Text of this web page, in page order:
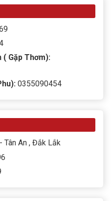
( Gặp Thơm):
0355090454
Tân An , Đắk Lắk